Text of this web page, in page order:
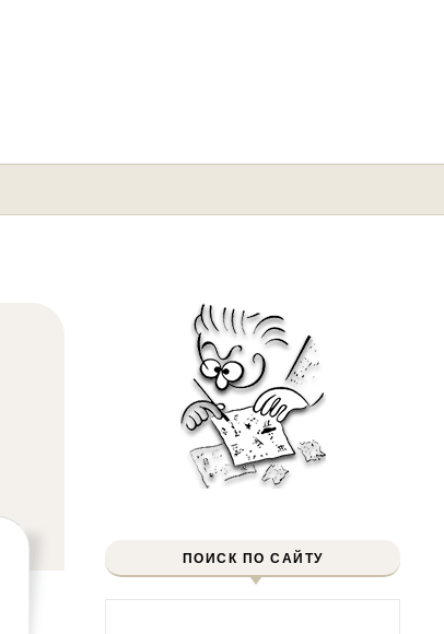
ПОИСК ПО САЙТУ